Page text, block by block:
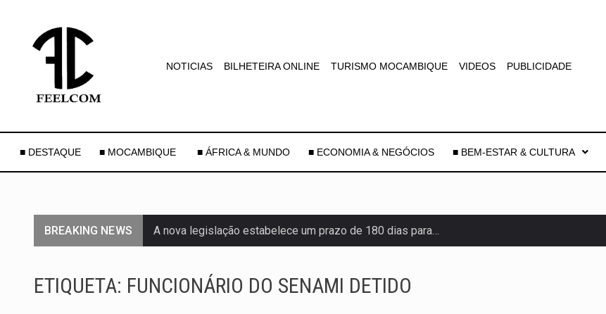
NOTICIAS BILHETEIRA ONLINE TURISMO MOCAMBIQUE VIDEOS PUBLICIDADE
■ DESTAQUE ■ MOCAMBIQUE ■ ÁFRICA & MUNDO ■ ECONOMIA & NEGÓCIOS ■ BEM-ESTAR & CULTURA
BREAKING NEWS A nova legislação estabelece um prazo de 180 dias para…
A final coloca frente a frente duas equipas que chegaram…
ETIQUETA: FUNCIONÁRIO DO SENAMI DETIDO